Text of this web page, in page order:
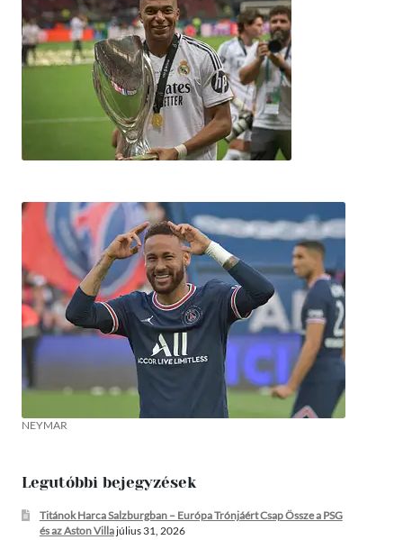
NEYMAR
Legutóbbi bejegyzések
Titánok Harca Salzburgban – Európa Trónjáért Csap Össze a PSG
és az Aston Villajúlius 31, 2026